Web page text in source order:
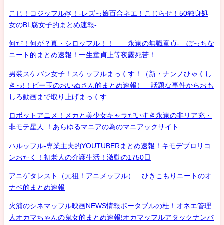
こじ！コジッフル@！-レズっ娘百合ネエ！こじらせ！50独身処
女のBL腐女子的まとめ速報-
何だ！何が？真・シロッフル！！ 永遠の無職童貞- ぼっちな
ニート的まとめ速報！一生童貞上等夜露死苦！
男装スケバン女子！スケッフルまっくす！（新・ナンノひゃくし
きっ!！ビー玉のおいぬさん的まとめ速報） 話題な事件からおも
しろ動画まで取り上げまっくす
ロボットアニメ！メカと美少女キャラだいすき永遠の非リア充・
非モテ星人 ！あらゆるマニアの為のマニアックサイト
ハルッフル-専業主夫的YOUTUBERまとめ速報！キモデブロリコ
ンおたく！初老人の介護生活！激動の1750日
アニゲタレスト（元祖！アニメッフル） ひきこもりニートのオ
ナベ的まとめ速報
火浦のシネマッフル映画NEWS情報ポータブルの杜！オネエ管理
人オカマちゃんの鬼女的まとめ速報!オカマッフルアタックナンバ